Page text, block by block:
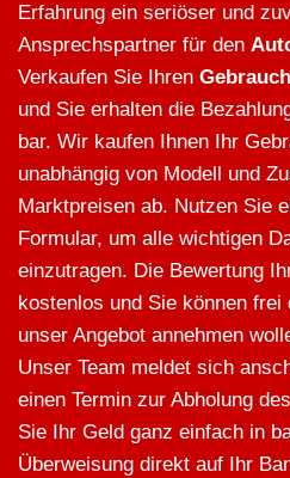
Erfahrung ein seriöser und
Ansprechspartner für den
Verkaufen Sie Ihren
und Sie erhalten die
bar. Wir kaufen Ihnen Ihr
unabhängig von Modell und
Marktpreisen ab. Nutzen Sie
Formular, um alle wichtigen
einzutragen. Die Bewertung
kostenlos und Sie können frei
unser Angebot annehmen
Unser Team meldet sich
einen Termin zur Abholung
Sie Ihr Geld ganz einfach in
Überweisung direkt auf Ihr